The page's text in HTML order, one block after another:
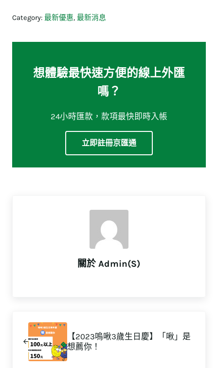
Category: 最新優惠, 最新消息
想體驗最快速方便的線上外匯
嗎？
24小時匯款，款項最快即時入帳
立即註冊京匯通
關於Admin(S)
【2023嗚啾3歲生日慶】「啾」是
想薦你！